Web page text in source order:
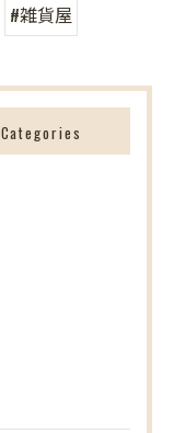
#雑貨屋
Categories